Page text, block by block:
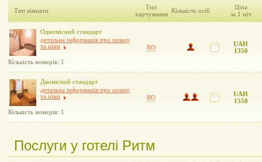
Тип кімнати
Тип
харчування Кількість осіб
Ціна
за 1 ніч
Одномісний стандарт
детальна інформація про номер
та ціни
Кількість номерів: 1
RO
UAH
1350
Двомісний стандарт
детальна інформація про номер
та ціни
Кількість номерів: 1
RO
UAH
1550
Послуги у готелі Ритм